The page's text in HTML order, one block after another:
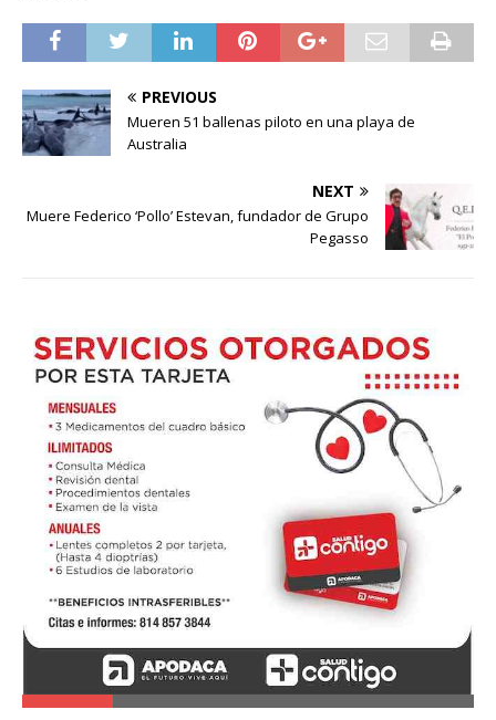
PREVIOUS
Mueren 51 ballenas piloto en una playa de
Australia
NEXT
Muere Federico ‘Pollo’ Estevan, fundador de Grupo
Pegasso